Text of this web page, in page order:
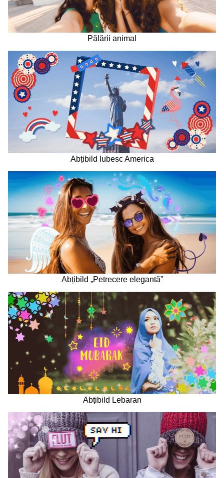
Pălării animal
Abțibild Iubesc America
Abțibild „Petrecere elegantă”
Abțibild Lebaran